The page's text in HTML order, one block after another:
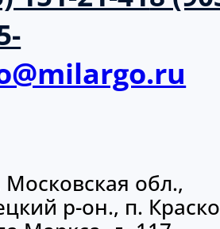
Московская обл.,
р-он., п.